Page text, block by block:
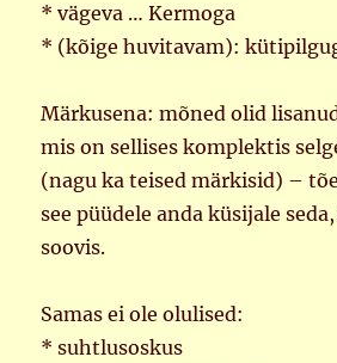
* vägeva … Kermoga
* (kõige huvitavam):
Märkusena: mõned olid
mis on sellises komplektis
(nagu ka teised märkisid) –
see püüdele anda küsijale
soovis.
Samas ei ole olulised:
* suhtlusoskus